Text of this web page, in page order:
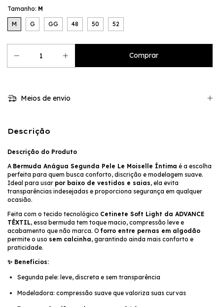
Tamanho: M
M G GG 48 50 52
Meios de envio
Descrição
Descrição do Produto
A Bermuda Anágua Segunda Pele Le Moiselle Íntima é a escolha
perfeita para quem busca conforto, discrição e modelagem suave.
Ideal para usar por baixo de vestidos e saias, ela evita
transparências indesejadas e proporciona segurança em qualquer
ocasião.
Feita com o tecido tecnológico Cetinete Soft Light da ADVANCE
TÊXTIL, essa bermuda tem toque macio, compressão leve e
acabamento que não marca. O forro entre pernas em algodão
permite o uso sem calcinha, garantindo ainda mais conforto e
praticidade.
✨ Benefícios:
Segunda pele: leve, discreta e sem transparência
Modeladora: compressão suave que valoriza suas curvas